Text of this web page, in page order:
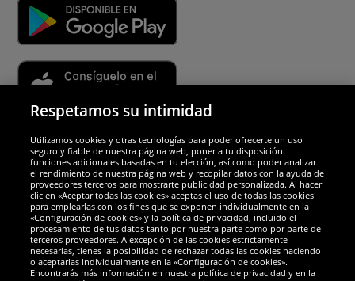
Socios y seguridad
Galardones
Respetamos su intimidad
Utilizamos cookies y otras tecnologías para poder ofrecerte un uso
seguro y fiable de nuestra página web, poner a tu disposición
funciones adicionales basadas en tu elección, así como poder analizar
el rendimiento de nuestra página web y recopilar datos con la ayuda de
proveedores terceros para mostrarte publicidad personalizada. Al hacer
clic en «Aceptar todas las cookies» aceptas el uso de todas las cookies
para emplearlas con los fines que se exponen individualmente en la
«Configuración de cookies» y la política de privacidad, incluido el
procesamiento de tus datos tanto por nuestra parte como por parte de
terceros proveedores. A excepción de las cookies estrictamente
necesarias, tienes la posibilidad de rechazar todas las cookies haciendo
o aceptarlas individualmente en la «Configuración de cookies».
Encontrarás más información en nuestra política de privacidad y en la